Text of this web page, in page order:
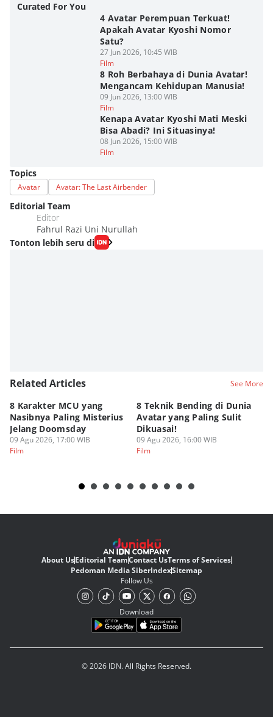
Curated For You
4 Avatar Perempuan Terkuat!
Apakah Avatar Kyoshi Nomor
Satu?
27 Jun 2026, 10:45 WIB
Film
8 Roh Berbahaya di Dunia Avatar!
Mengancam Kehidupan Manusia!
09 Jun 2026, 13:00 WIB
Film
Kenapa Avatar Kyoshi Mati Meski
Bisa Abadi? Ini Situasinya!
08 Jun 2026, 15:00 WIB
Film
Topics
Avatar Avatar: The Last Airbender
Editorial Team
Editor
Fahrul Razi Uni Nurullah
Tonton lebih seru di
Related Articles See More
8 Karakter MCU yang
Nasibnya Paling Misterius
Jelang Doomsday
09 Agu 2026, 17:00 WIB
Film
8 Teknik Bending di Dunia
Avatar yang Paling Sulit
Dikuasai!
09 Agu 2026, 16:00 WIB
Film
About UsEditorial TeamContact UsTerms of Services
Pedoman Media SiberIndexSitemap
Follow Us
Download
© 2026 IDN. All Rights Reserved.